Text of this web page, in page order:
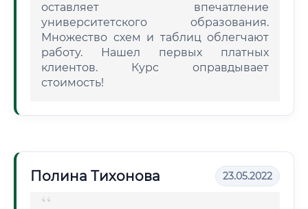
оставляет впечатление
университетского образования.
Множество схем и таблиц облегчают
работу. Нашел первых платных
клиентов. Курс оправдывает
стоимость!
Полина Тихонова 23.05.2022